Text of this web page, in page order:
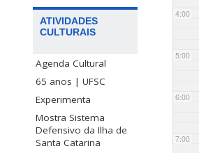
ATIVIDADES
CULTURAIS
Agenda Cultural
65 anos | UFSC
Experimenta
Mostra Sistema
Defensivo da Ilha de
Santa Catarina
4:00
5:00
6:00
7:00